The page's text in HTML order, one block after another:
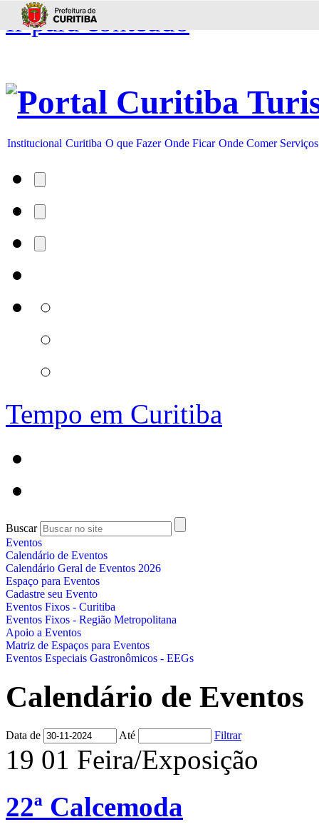
Ir para conteúdo
Institucional Curitiba O que Fazer Onde Ficar Onde Comer Serviços
Tempo em Curitiba
Buscar
Eventos
Calendário de Eventos
Calendário Geral de Eventos 2026
Espaço para Eventos
Cadastre seu Evento
Eventos Fixos - Curitiba
Eventos Fixos - Região Metropolitana
Apoio a Eventos
Matriz de Espaços para Eventos
Eventos Especiais Gastronômicos - EEGs
Calendário de Eventos
Data de Até Filtrar
19 01 Feira/Exposição
22ª Calcemoda